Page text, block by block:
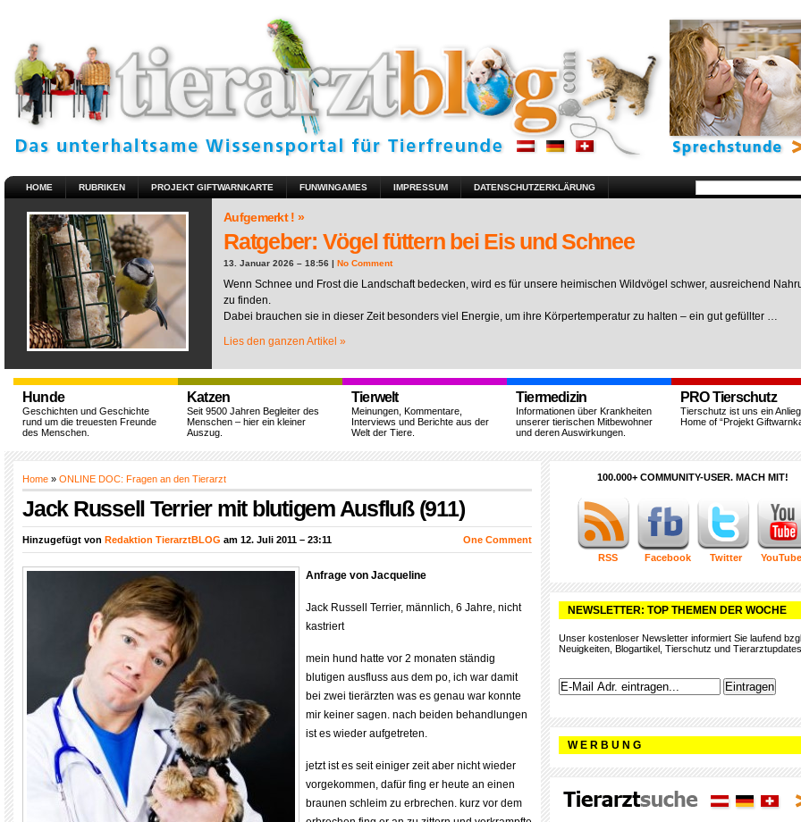
HOME RUBRIKEN PROJEKT GIFTWARNKARTE FUNWINGAMES IMPRESSUM DATENSCHUTZERKLÄRUNG
Aufgemerkt ! »
Ratgeber: Vögel füttern bei Eis und Schnee
13. Januar 2026 – 18:56 | No Comment
Wenn Schnee und Frost die Landschaft bedecken, wird es für unsere heimischen Wildvögel schwer, ausreichend
zu finden.
Dabei brauchen sie in dieser Zeit besonders viel Energie, um ihre Körpertemperatur zu halten – ein gut gefüllter …
Lies den ganzen Artikel »
Hunde
Geschichten und Geschichte
rund um die treuesten Freunde
des Menschen.
Katzen
Seit 9500 Jahren Begleiter des
Menschen – hier ein kleiner
Auszug.
Tierwelt
Meinungen, Kommentare,
Interviews und Berichte aus der
Welt der Tiere.
Tiermedizin
Informationen über Krankheiten
unserer tierischen Mitbewohner
und deren Auswirkungen.
PRO Tierschutz
Tierschutz ist uns ein
Home of “Projekt
Home » ONLINE DOC: Fragen an den Tierarzt
Jack Russell Terrier mit blutigem Ausfluß (911)
Hinzugefügt von Redaktion TierarztBLOG am 12. Juli 2011 – 23:11 One Comment
Anfrage von Jacqueline
Jack Russell Terrier, männlich, 6 Jahre, nicht
kastriert
mein hund hatte vor 2 monaten ständig
blutigen ausfluss aus dem po, ich war damit
bei zwei tierärzten was es genau war konnte
mir keiner sagen. nach beiden behandlungen
ist es wieder aufgetreten.
jetzt ist es seit einiger zeit aber nicht wieder
vorgekommen, dafür fing er heute an einen
braunen schleim zu erbrechen. kurz vor dem
100.000+ COMMUNITY-USER. MACH MIT!
RSS Facebook Twitter YouTube
NEWSLETTER: TOP THEMEN DER WOCHE
Unser kostenloser Newsletter informiert Sie laufend
Neuigkeiten, Blogartikel, Tierschutz und
W E R B U N G